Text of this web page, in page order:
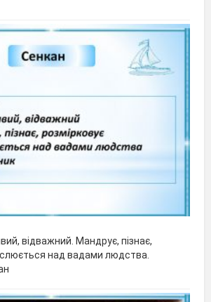
відважний. Мандрує, пізнає,
над вадами людства.